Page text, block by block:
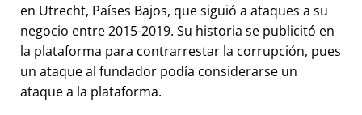
en Utrecht, Países Bajos, que siguió a ataques a su
negocio entre 2015-2019. Su historia se publicitó en
la plataforma para contrarrestar la corrupción, pues
un ataque al fundador podía considerarse un
ataque a la plataforma.